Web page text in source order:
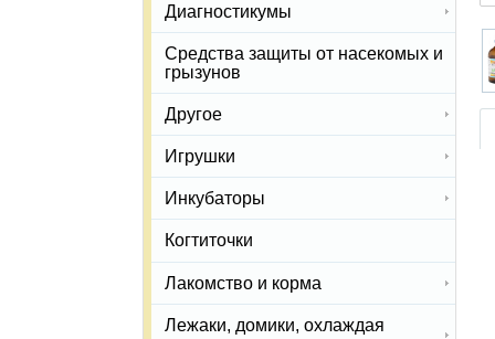
Диагностикумы
Средства защиты от насекомых и
грызунов
Другое
Игрушки
Инкубаторы
Когтиточки
Лакомство и корма
Лежаки, домики, охлаждая